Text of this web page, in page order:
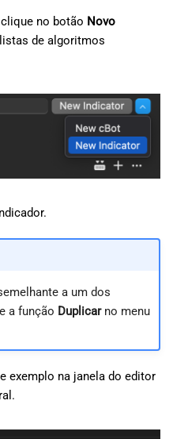
Français
Italiano
Polski
no botão Novo
de algoritmos
a um dos
a função Duplicarno menu
exemplo na janela do editor